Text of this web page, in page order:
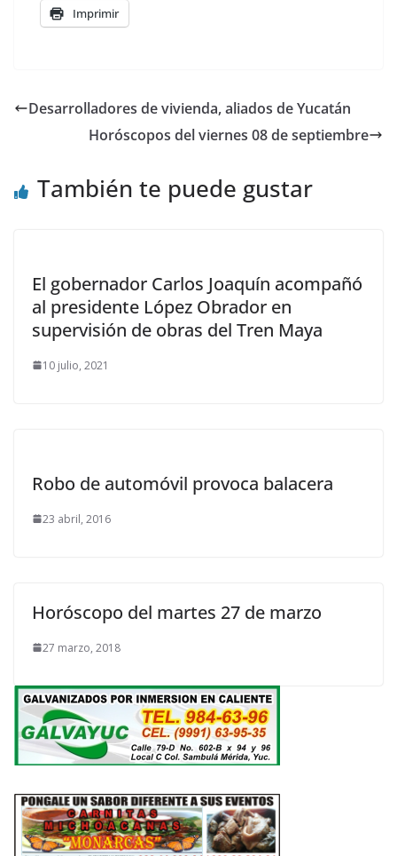
Imprimir
Desarrolladores de vivienda, aliados de Yucatán
Horóscopos del viernes 08 de septiembre
También te puede gustar
El gobernador Carlos Joaquín acompañó
al presidente López Obrador en
supervisión de obras del Tren Maya
10 julio, 2021
Robo de automóvil provoca balacera
23 abril, 2016
Horóscopo del martes 27 de marzo
27 marzo, 2018